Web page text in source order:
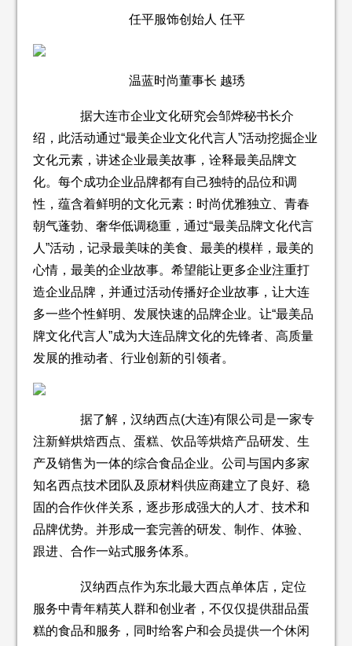
任平服饰创始人 任平
温蓝时尚董事长 越琇
据大连市企业文化研究会邹烨秘书长介
绍，此活动通过“最美企业文化代言人”活动挖掘企业
文化元素，讲述企业最美故事，诠释最美品牌文
化。每个成功企业品牌都有自己独特的品位和调
性，蕴含着鲜明的文化元素：时尚优雅独立、青春
朝气蓬勃、奢华低调稳重，通过“最美品牌文化代言
人”活动，记录最美味的美食、最美的模样，最美的
心情，最美的企业故事。希望能让更多企业注重打
造企业品牌，并通过活动传播好企业故事，让大连
多一些个性鲜明、发展快速的品牌企业。让“最美品
牌文化代言人”成为大连品牌文化的先锋者、高质量
发展的推动者、行业创新的引领者。
据了解，汉纳西点(大连)有限公司是一家专
注新鲜烘焙西点、蛋糕、饮品等烘焙产品研发、生
产及销售为一体的综合食品企业。公司与国内多家
知名西点技术团队及原材料供应商建立了良好、稳
固的合作伙伴关系，逐步形成强大的人才、技术和
品牌优势。并形成一套完善的研发、制作、体验、
跟进、合作一站式服务体系。
汉纳西点作为东北最大西点单体店，定位
服务中青年精英人群和创业者，不仅仅提供甜品蛋
糕的食品和服务，同时给客户和会员提供一个休闲